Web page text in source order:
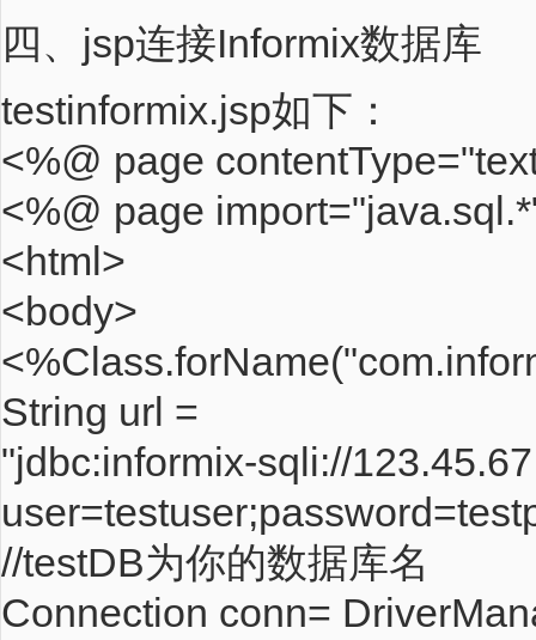
四、jsp连接Informix数据库
testinformix.jsp如下：
<%@ page
<%@ page
<html>
<body>
String url =
"jdbc:informix-sqli://
//testDB为你的数据库名
Connection conn=